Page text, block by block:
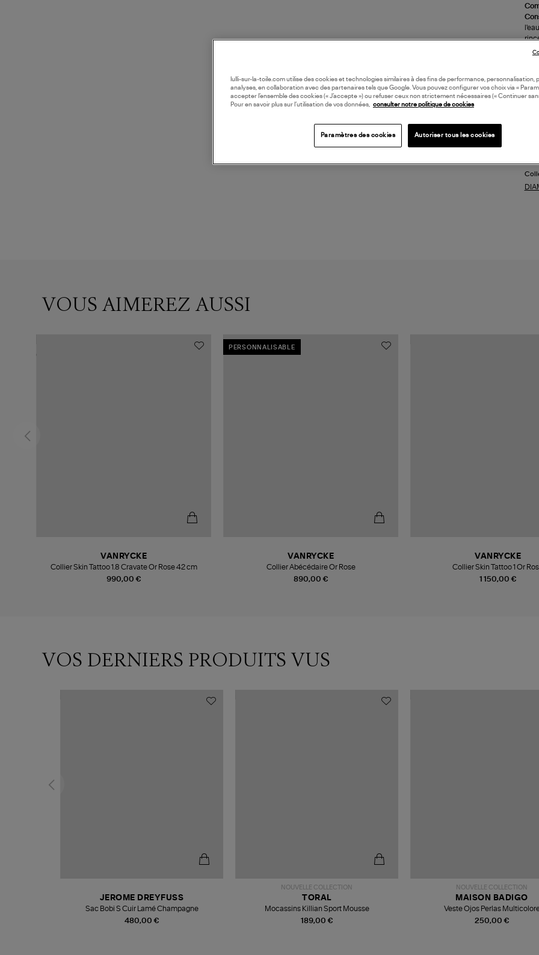
et
(ref-
VOUS AIMEREZ AUSSI
990,00 €
VANRYCKE
Collier Skin Tattoo 1.8 Cravate Or Rose 42 cm
PERSONNALISABLE
890,00 €
VANRYCKE
Collier Abécédaire Or Rose
1 150,00 €
VANRYCKE
Collier Skin Tattoo 1 Or
VOS DERNIERS PRODUITS VUS
480,00 €
JEROME DREYFUSS
Sac Bobi S Cuir Lamé Champagne
NOUVELLE COLLECTION
189,00 €
TORAL
Mocassins Killian Sport Mousse
NOUVELLE COLLECTION
250,00 €
MAISON BADIGO
Veste Ojos Perlas
lulli-sur-la-toile.com utilise des cookies et technologies similaires à des fins de performance, personnalisation,
analyses, en collaboration avec des partenaires tels que Google. Vous pouvez configurer vos choix via «
accepter l’ensemble des cookies (« J’accepte ») ou refuser ceux non strictement nécessaires (« Continuer
Pour en savoir plus sur l’utilisation de vos données, consulter notre politique de cookies
Paramètres des cookies Autoriser tous les cookies